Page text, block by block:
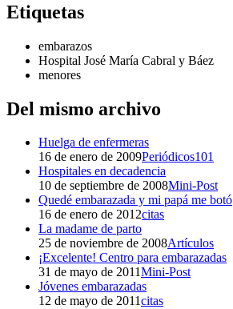
Etiquetas
embarazos
Hospital José María Cabral y Báez
menores
Del mismo archivo
Huelga de enfermeras
16 de enero de 2009Periódicos101
Hospitales en decadencia
10 de septiembre de 2008Mini-Post
Quedé embarazada y mi papá me botó
16 de enero de 2012citas
La madame de parto
25 de noviembre de 2008Artículos
¡Excelente! Centro para embarazadas
31 de mayo de 2011Mini-Post
Jóvenes embarazadas
12 de mayo de 2011citas